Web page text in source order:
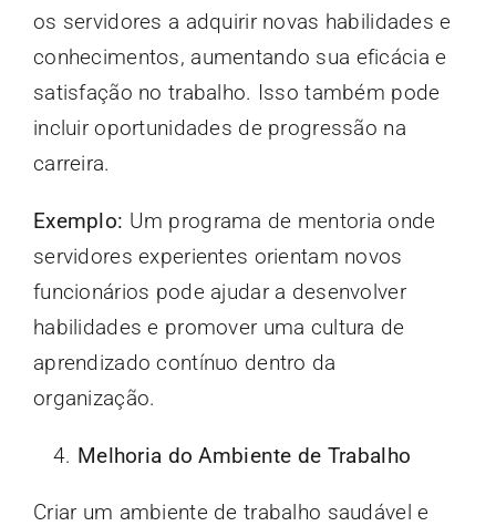
os servidores a adquirir novas habilidades e
conhecimentos, aumentando sua eficácia e
satisfação no trabalho. Isso também pode
incluir oportunidades de progressão na
carreira.
Exemplo: Um programa de mentoria onde
servidores experientes orientam novos
funcionários pode ajudar a desenvolver
habilidades e promover uma cultura de
aprendizado contínuo dentro da
organização.
Melhoria do Ambiente de Trabalho
Criar um ambiente de trabalho saudável e